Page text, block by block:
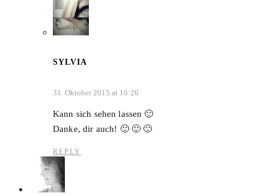
SYLVIA
31. Oktober 2015 at 16:26
Kann sich sehen lassen 🙂
Danke, dir auch! 🙂 🙂 🙂
REPLY